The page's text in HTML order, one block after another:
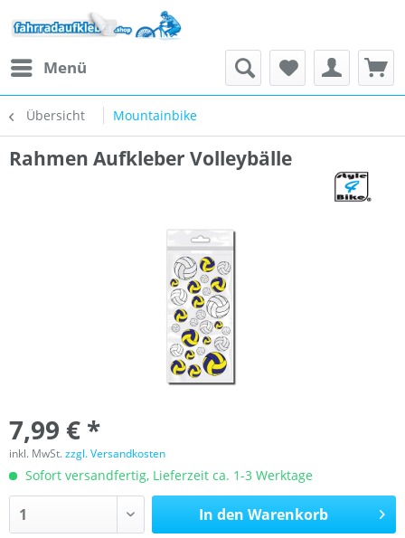
Menü
Übersicht Mountainbike
Rahmen Aufkleber Volleybälle
7,99 € *
inkl. MwSt.zzgl. Versandkosten
Sofort versandfertig, Lieferzeit ca. 1-3 Werktage
In den Warenkorb